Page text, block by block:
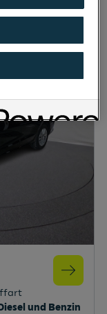
und Benzin